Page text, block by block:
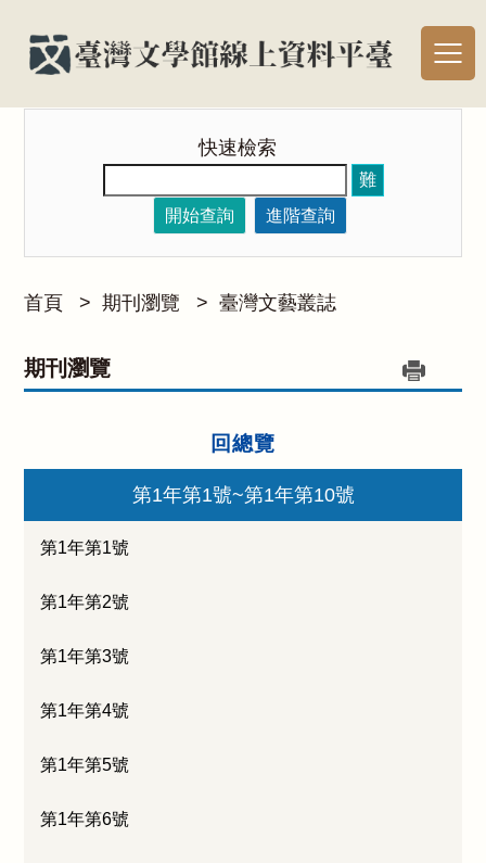
快速檢索
難
開始查詢
進階查詢
首頁 > 期刊瀏覽 > 臺灣文藝叢誌
期刊瀏覽
回總覽
第1年第1號~第1年第10號
第1年第1號
第1年第2號
第1年第3號
第1年第4號
第1年第5號
第1年第6號